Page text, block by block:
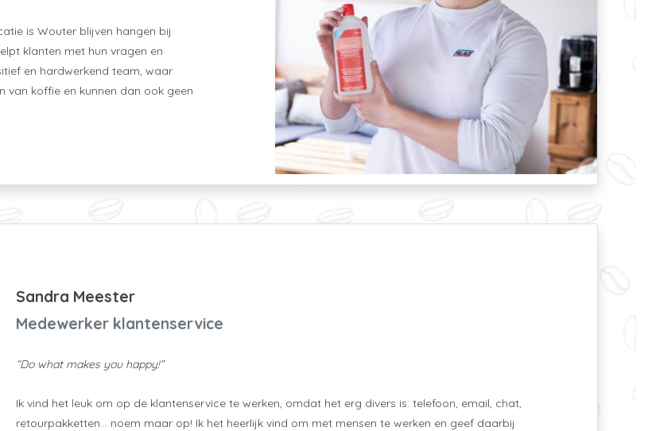
is Wouter blijven hangen bij
klanten met hun vragen en
en hardwerkend team, waar
van koffie en kunnen dan ook geen
Sandra Meester
Medewerker klantenservice
“Do what makes you happy!”
Ik vind het leuk om op de klantenservice te werken, omdat het erg divers is: telefoon, email, chat,
retourpakketten... noem maar op! Ik het heerlijk vind om met mensen te werken en geef daarbij